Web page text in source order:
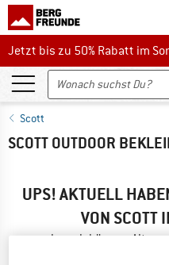
Jetzt bis zu 50% Rabatt im
Jetzt bis zu 50% Rabatt im
Scott
SCOTT OUTDOOR
UPS! AKTUELL
VON SCOTT
...aber wir können